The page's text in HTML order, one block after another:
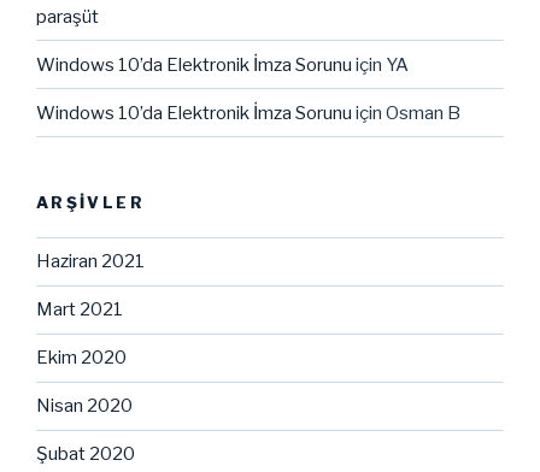
paraşüt
Windows 10’da Elektronik İmza Sorunu için YA
Windows 10’da Elektronik İmza Sorunu için Osman B
ARŞIVLER
Haziran 2021
Mart 2021
Ekim 2020
Nisan 2020
Şubat 2020